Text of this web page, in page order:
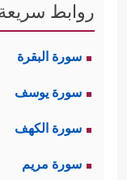
﴿۞ یَــٰۤـأَیُّهَا
أَوۡلِیَاۤءَۘ﴾
لمكان
كالإيمان
المبدأ،
روابط
سورة البقرة
سورة يوسف
سورة الكهف
سورة مريم